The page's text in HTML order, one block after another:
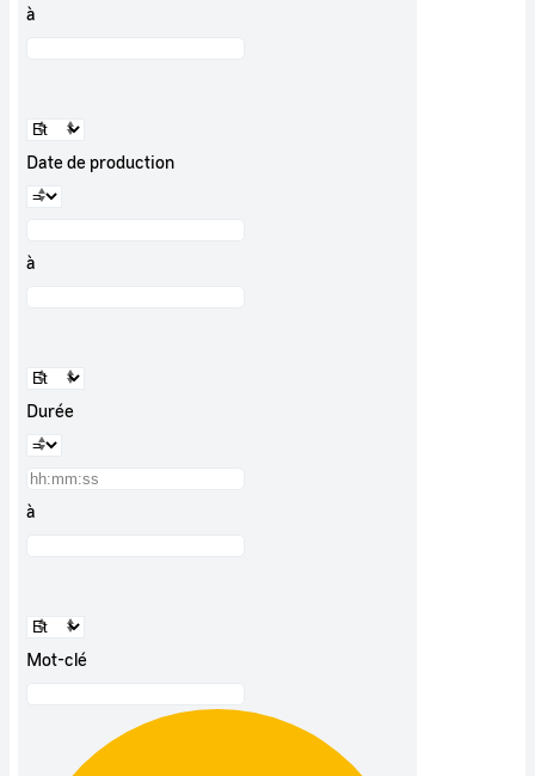
à
Date de production
à
Durée
à
Mot-clé